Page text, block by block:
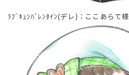
ﾗﾌﾞｷｭﾝﾊﾞﾚﾝﾀｲﾝ(デレ)∶ここあらて様